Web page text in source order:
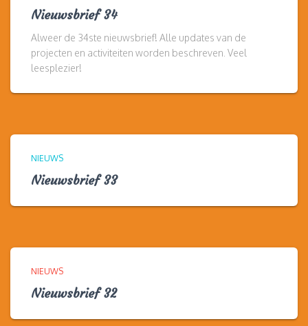
Nieuwsbrief 34
Alweer de 34ste nieuwsbrief! Alle updates van de
projecten en activiteiten worden beschreven. Veel
leesplezier!
NIEUWS
Nieuwsbrief 33
NIEUWS
Nieuwsbrief 32